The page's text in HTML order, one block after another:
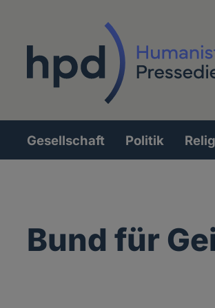
Hauptnavigation
Gesellschaft Politik
Bund für